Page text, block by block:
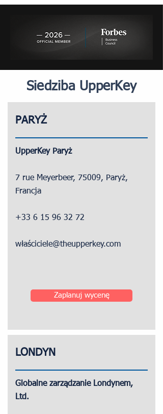
Siedziba UpperKey
PARYŻ
UpperKey Paryż
7 rue Meyerbeer, 75009, Paryż,
Francja
+33 6 15 96 32 72
właściciele@theupperkey.com
Zaplanuj wycenę
LONDYN
Globalne zarządzanie Londynem,
Ltd.